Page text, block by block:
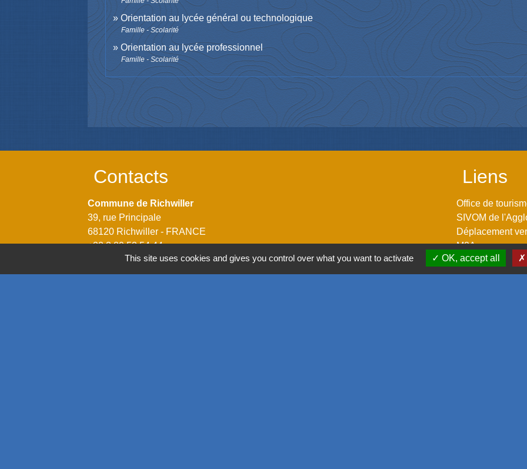
Orientation au lycée général ou technologique
Famille - Scolarité
Orientation au lycée professionnel
Famille - Scolarité
Contacts
Commune de Richwiller
39, rue Principale
68120 Richwiller - FRANCE
+33 3 89 53 54 44
Contact par formulaire
Liens
Office de
SIVOM de
Déplacement
M2A
GPPEP
This site uses cookies and gives you control over what you want to activate OK, accept all